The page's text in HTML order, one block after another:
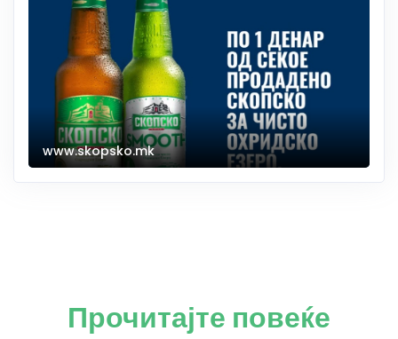
www.skopsko.mk
Прочитајте повеќе